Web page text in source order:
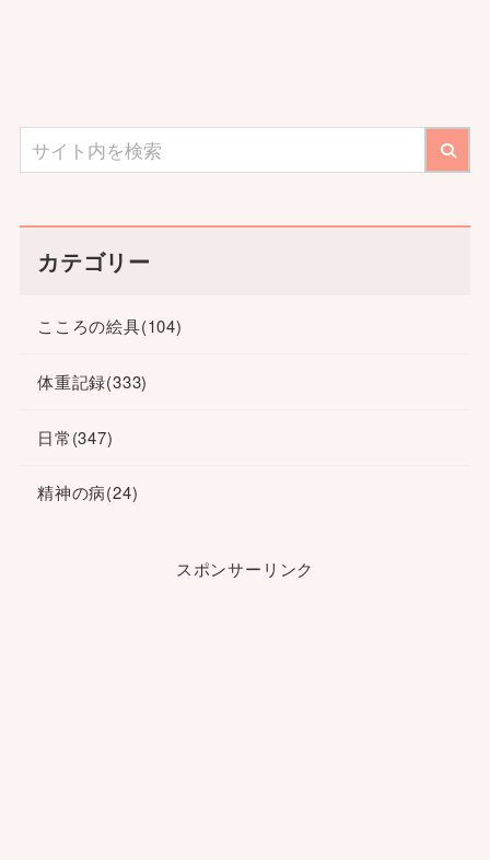
カテゴリー
こころの絵具(104)
体重記録(333)
日常(347)
精神の病(24)
スポンサーリンク